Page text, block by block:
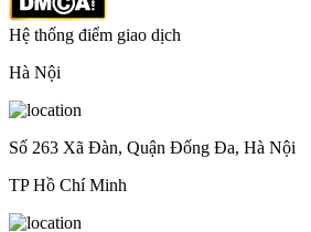
Hệ thống điểm giao dịch
Hà Nội
Số 263 Xã Đàn, Quận Đống Đa, Hà Nội
TP Hồ Chí Minh